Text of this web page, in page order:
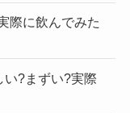
際に飲んでみた
い?まずい?実際